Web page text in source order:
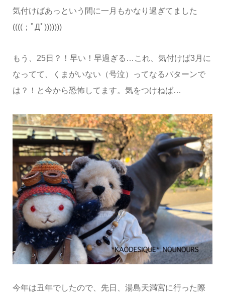
気付けばあっという間に一月もかなり過ぎてました
((((；ﾟДﾟ)))))))
もう、25日？！早い！早過ぎる…これ、気付けば3月に
なってて、くまがいない（号泣）ってなるパターンで
は？！と今から恐怖してます。気をつけねば…
今年は丑年でしたので、先日、湯島天満宮に行った際